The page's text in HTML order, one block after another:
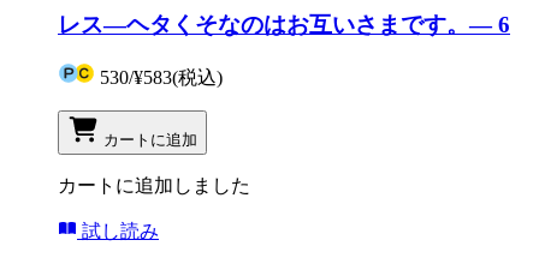
レス―ヘタくそなのはお互いさまです。― 6
530/¥583(税込)
カートに追加
カートに追加しました
試し読み